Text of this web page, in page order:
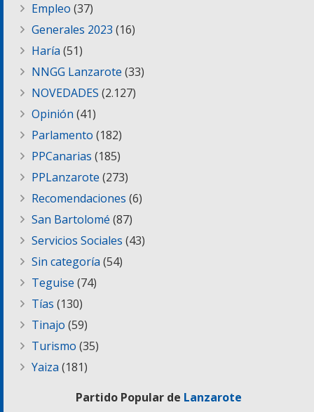
Empleo (37)
Generales 2023 (16)
Haría (51)
NNGG Lanzarote (33)
NOVEDADES (2.127)
Opinión (41)
Parlamento (182)
PPCanarias (185)
PPLanzarote (273)
Recomendaciones (6)
San Bartolomé (87)
Servicios Sociales (43)
Sin categoría (54)
Teguise (74)
Tías (130)
Tinajo (59)
Turismo (35)
Yaiza (181)
Partido Popular de Lanzarote